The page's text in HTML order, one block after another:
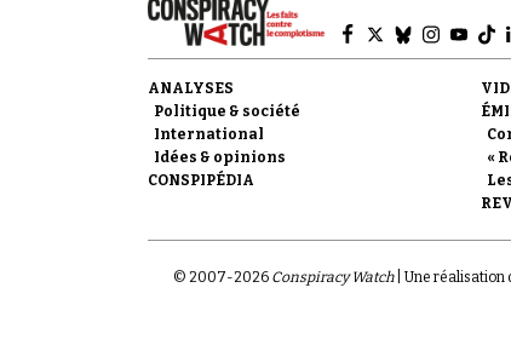
ANALYSES
Politique & société
International
Idées & opinions
CONSPIPÉDIA
«
© 2007-2026 Conspiracy Watch| Une réalisation